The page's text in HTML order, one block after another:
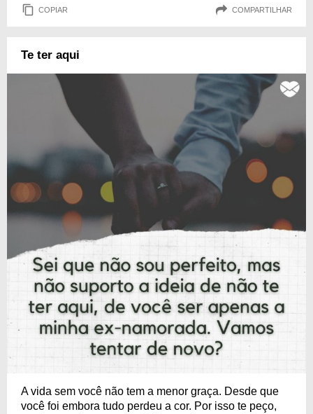
COPIAR COMPARTILHAR
Te ter aqui
A vida sem você não tem a menor graça. Desde que
você foi embora tudo perdeu a cor. Por isso te peço,